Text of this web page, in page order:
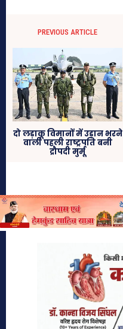
PREVIOUS ARTICLE
दो लड़ाकू विमानों में उड़ान भरने
वाली पहली राष्ट्रपति बनी
द्रौपदी मुर्मू